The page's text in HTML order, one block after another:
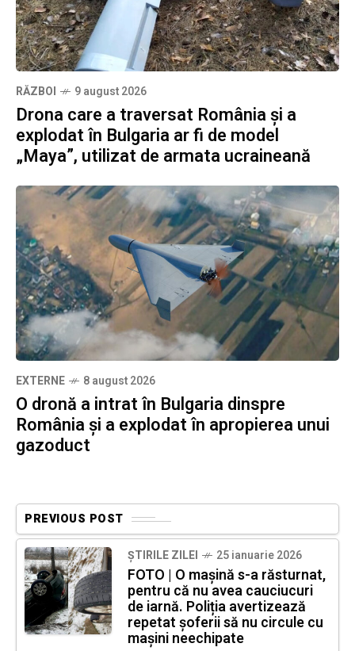
RĂZBOI 9 august 2026
Drona care a traversat România și a
explodat în Bulgaria ar fi de model
„Maya”, utilizat de armata ucraineană
EXTERNE 8 august 2026
O dronă a intrat în Bulgaria dinspre
România și a explodat în apropierea unui
gazoduct
PREVIOUS POST
ȘTIRILE ZILEI 25 ianuarie 2026
FOTO | O mașină s-a răsturnat,
pentru că nu avea cauciucuri
de iarnă. Poliția avertizează
repetat șoferii să nu circule cu
mașini neechipate